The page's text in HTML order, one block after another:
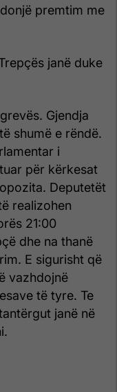
premtim me
janë duke
Gjendja
shumë e rëndë.
i
për kërkesat
Deputetët
realizohen
21:00
dhe na thanë
E sigurisht që
vazhdojnë
të tyre. Te
janë në